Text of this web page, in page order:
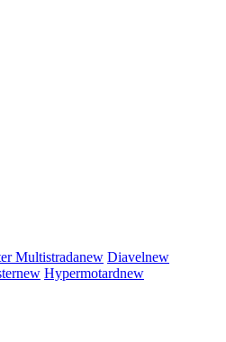
Multistradanew Diavelnew
new Hypermotardnew